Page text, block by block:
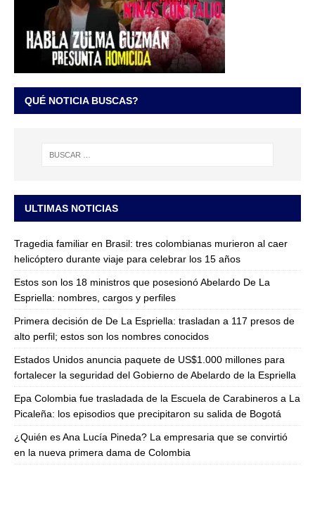
QUÉ NOTICIA BUSCAS?
ULTIMAS NOTICIAS
Tragedia familiar en Brasil: tres colombianas murieron al caer
helicóptero durante viaje para celebrar los 15 años
Estos son los 18 ministros que posesionó Abelardo De La
Espriella: nombres, cargos y perfiles
Primera decisión de De La Espriella: trasladan a 117 presos de
alto perfil; estos son los nombres conocidos
Estados Unidos anuncia paquete de US$1.000 millones para
fortalecer la seguridad del Gobierno de Abelardo de la Espriella
Epa Colombia fue trasladada de la Escuela de Carabineros a La
Picaleña: los episodios que precipitaron su salida de Bogotá
¿Quién es Ana Lucía Pineda? La empresaria que se convirtió
en la nueva primera dama de Colombia